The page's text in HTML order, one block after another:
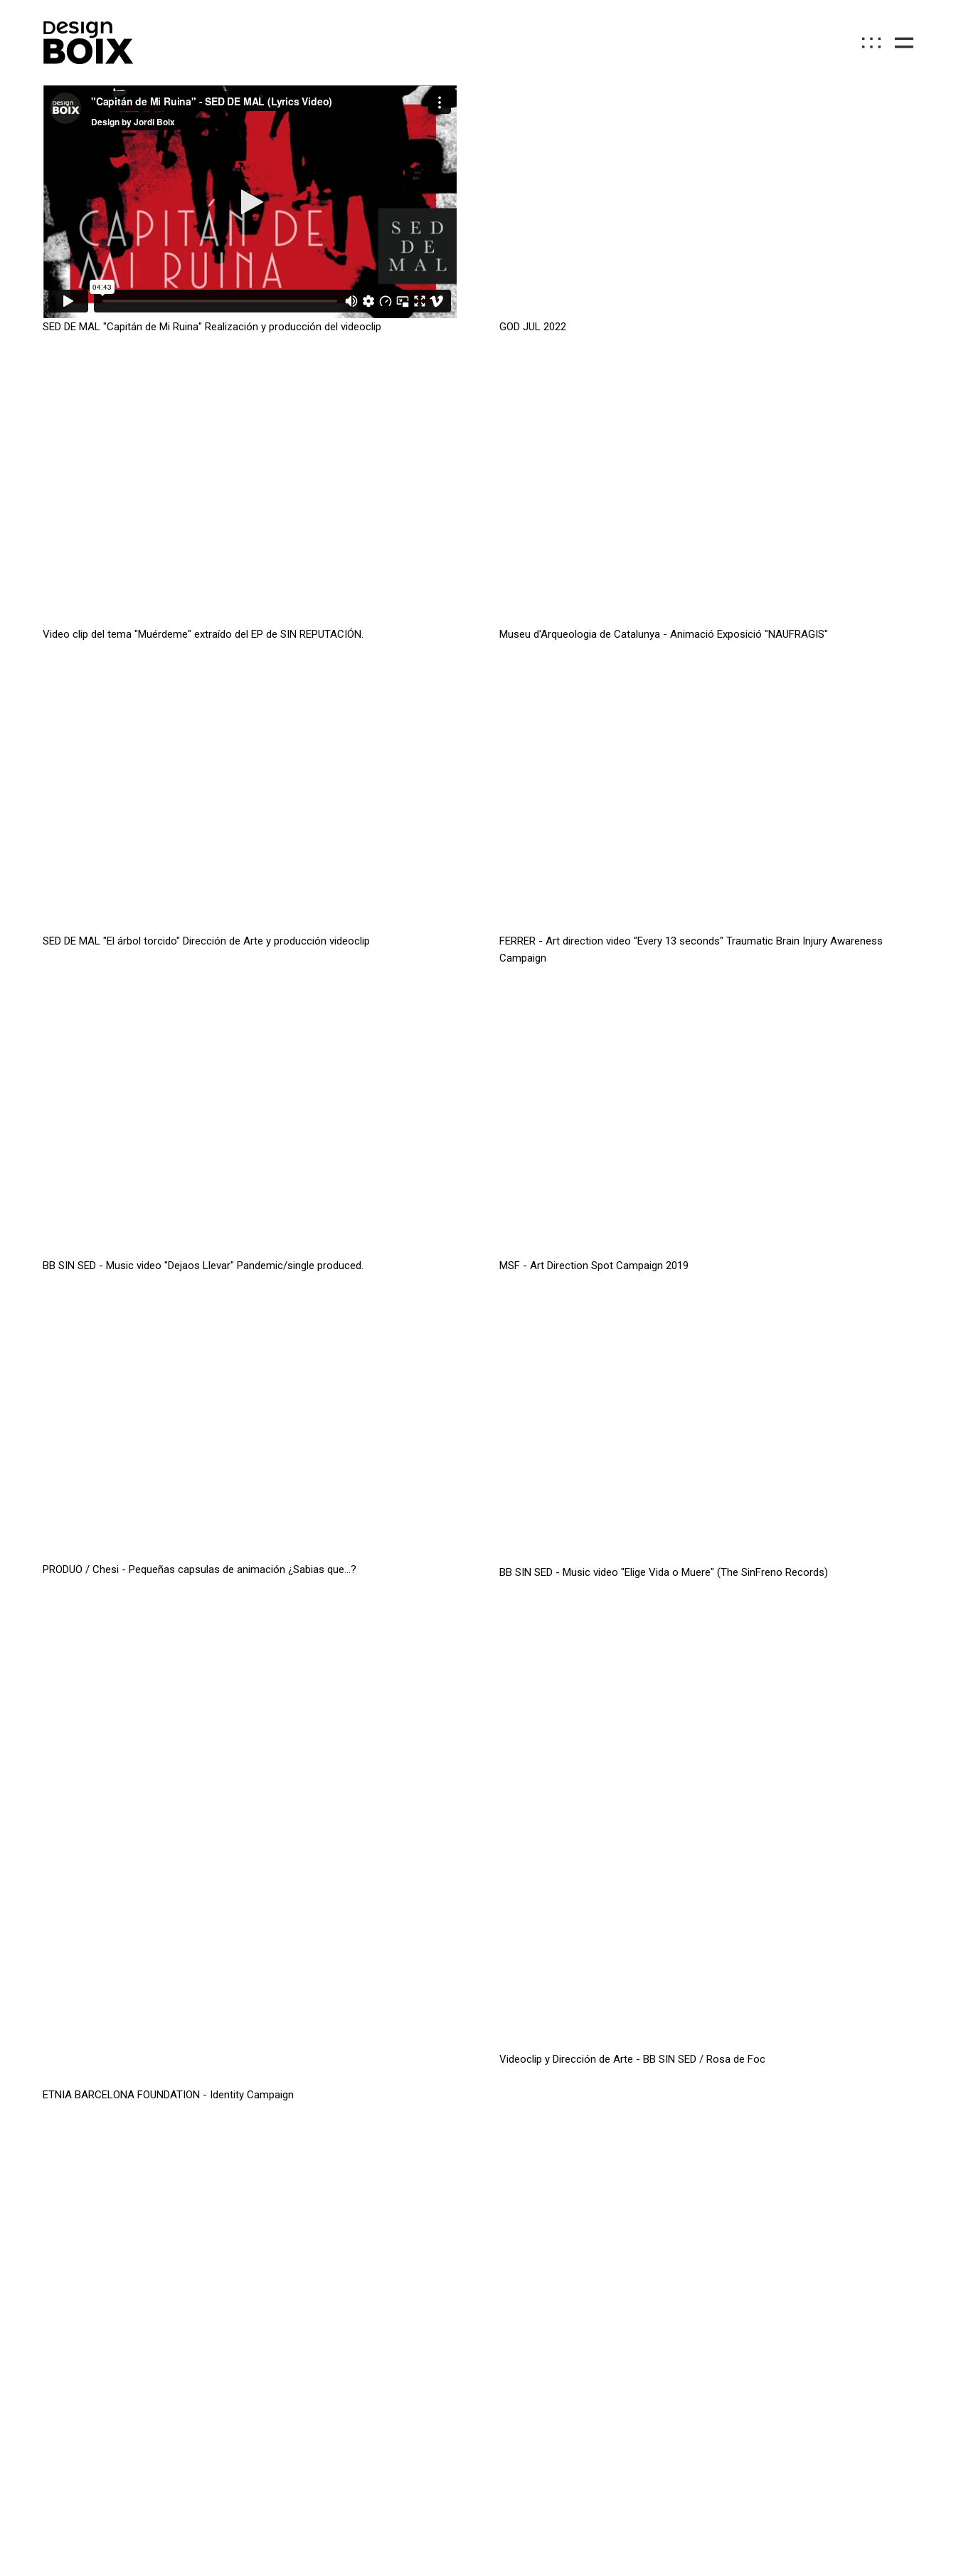
SED DE MAL "Capitán de Mi Ruina" Realización y producción del videoclip GOD JUL 2022
Video clip del tema "Muérdeme" extraído del EP de SIN REPUTACIÓN. Museu d'Arqueologia de Catalunya - Animació Exposició "NAUFRAGIS"
SED DE MAL "El árbol torcido" Dirección de Arte y producción videoclip
FERRER - Art direction video "Every 13 seconds" Traumatic Brain Injury Awareness
Campaign
BB SIN SED - Music video "Dejaos Llevar" Pandemic/single produced. MSF - Art Direction Spot Campaign 2019
PRODUO / Chesi - Pequeñas capsulas de animación ¿Sabias que...? BB SIN SED - Music video "Elige Vida o Muere" (The SinFreno Records)
ETNIA BARCELONA FOUNDATION - Identity Campaign
Videoclip y Dirección de Arte - BB SIN SED / Rosa de Foc